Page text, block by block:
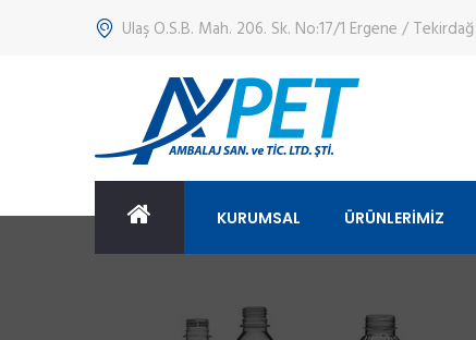
Ulaş O.S.B. Mah. 206. Sk. No:17/1 Ergene / Tekirdağ
KURUMSAL ÜRÜNLERİMİZ